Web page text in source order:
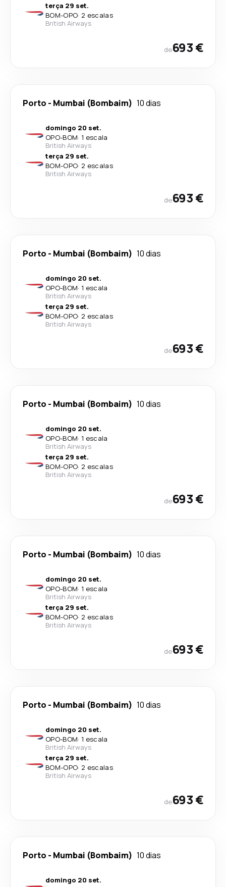
terça 29 set.
BOM-OPO· 2 escalas
British Airways
de693 €
Porto - Mumbai (Bombaim) 10 dias
domingo 20 set.
OPO-BOM· 1 escala
British Airways
terça 29 set.
BOM-OPO· 2 escalas
British Airways
de693 €
Porto - Mumbai (Bombaim) 10 dias
domingo 20 set.
OPO-BOM· 1 escala
British Airways
terça 29 set.
BOM-OPO· 2 escalas
British Airways
de693 €
Porto - Mumbai (Bombaim) 10 dias
domingo 20 set.
OPO-BOM· 1 escala
British Airways
terça 29 set.
BOM-OPO· 2 escalas
British Airways
de693 €
Porto - Mumbai (Bombaim) 10 dias
domingo 20 set.
OPO-BOM· 1 escala
British Airways
terça 29 set.
BOM-OPO· 2 escalas
British Airways
de693 €
Porto - Mumbai (Bombaim) 10 dias
domingo 20 set.
OPO-BOM· 1 escala
British Airways
terça 29 set.
BOM-OPO· 2 escalas
British Airways
de693 €
Porto - Mumbai (Bombaim) 10 dias
domingo 20 set.